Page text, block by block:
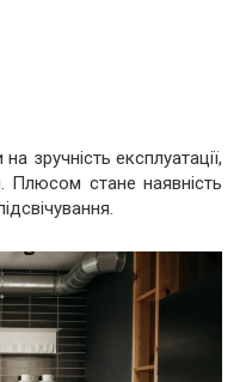
зручність експлуатації,
Плюсом стане наявність